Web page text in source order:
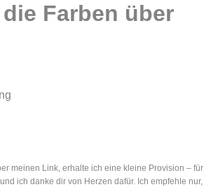
Farben über
meinen Link, erhalte ich eine kleine Provision – für
ich danke dir von Herzen dafür. Ich empfehle nur,